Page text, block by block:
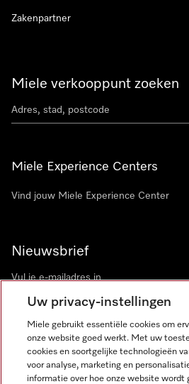
Miele verkooppunt zoeken
Miele Experience Centers
Vind jouw Miele Experience Center
Nieuwsbrief
Zakenpartner
Miele op Instagram
Miele op Facebook
Miele op Youtube
Uw privacy-instellingen
Miele gebruikt essentiële cookies om
onze website goed werkt. Met uw
cookies en soortgelijke technologieën
voor analyse, marketing en
informatie over hoe onze website wordt